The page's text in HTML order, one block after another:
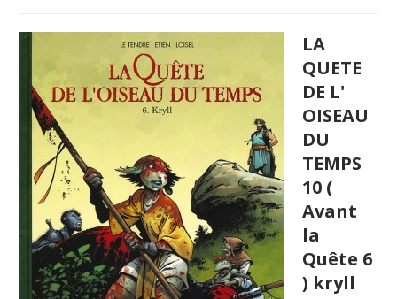
LA
QUETE
DE L'
OISEAU
DU
TEMPS
10 (
Avant
la
Quête 6
) kryll